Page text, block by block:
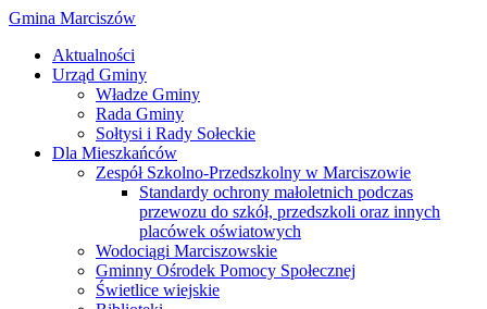
Gmina Marciszów
Aktualności
Urząd Gminy
Władze Gminy
Rada Gminy
Sołtysi i Rady Sołeckie
Dla Mieszkańców
Zespół Szkolno-Przedszkolny w Marciszowie
Standardy ochrony małoletnich podczas
przewozu do szkół, przedszkoli oraz innych
placówek oświatowych
Wodociągi Marciszowskie
Gminny Ośrodek Pomocy Społecznej
Świetlice wiejskie